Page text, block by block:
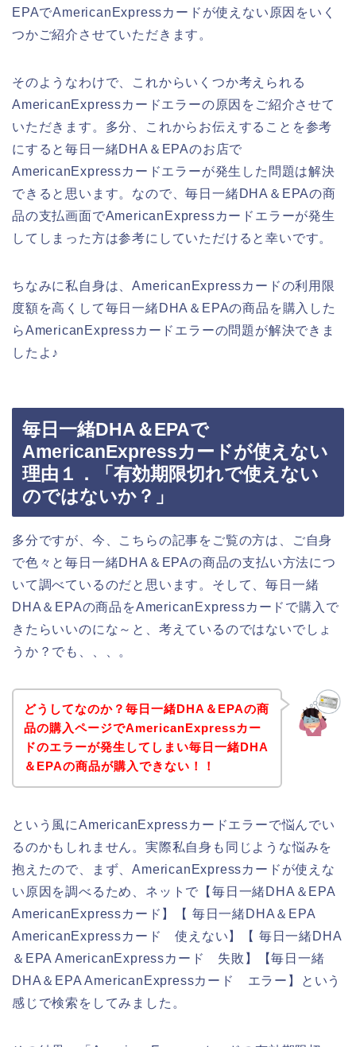
EPAでAmericanExpressカードが使えない原因をいく
つかご紹介させていただきます。
そのようなわけで、これからいくつか考えられる
AmericanExpressカードエラーの原因をご紹介させて
いただきます。多分、これからお伝えすることを参考
にすると毎日一緒DHA＆EPAのお店で
AmericanExpressカードエラーが発生した問題は解決
できると思います。なので、毎日一緒DHA＆EPAの商
品の支払画面でAmericanExpressカードエラーが発生
してしまった方は参考にしていただけると幸いです。
ちなみに私自身は、AmericanExpressカードの利用限
度額を高くして毎日一緒DHA＆EPAの商品を購入した
らAmericanExpressカードエラーの問題が解決できま
したよ♪
毎日一緒DHA＆EPAで
AmericanExpressカードが使えない
理由１．「有効期限切れで使えない
のではないか？」
多分ですが、今、こちらの記事をご覧の方は、ご自身
で色々と毎日一緒DHA＆EPAの商品の支払い方法につ
いて調べているのだと思います。そして、毎日一緒
DHA＆EPAの商品をAmericanExpressカードで購入で
きたらいいのにな～と、考えているのではないでしょ
うか？でも、、、。
どうしてなのか？毎日一緒DHA＆EPAの商
品の購入ページでAmericanExpressカー
ドのエラーが発生してしまい毎日一緒DHA
＆EPAの商品が購入できない！！
という風にAmericanExpressカードエラーで悩んでい
るのかもしれません。実際私自身も同じような悩みを
抱えたので、まず、AmericanExpressカードが使えな
い原因を調べるため、ネットで【毎日一緒DHA＆EPA
AmericanExpressカード】【 毎日一緒DHA＆EPA
AmericanExpressカード 使えない】【 毎日一緒DHA
＆EPA AmericanExpressカード 失敗】【毎日一緒
DHA＆EPA AmericanExpressカード エラー】という
感じで検索をしてみました。